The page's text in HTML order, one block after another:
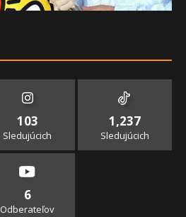
103
Sledujúcich
1,237
Sledujúcich
6
Odberateľov